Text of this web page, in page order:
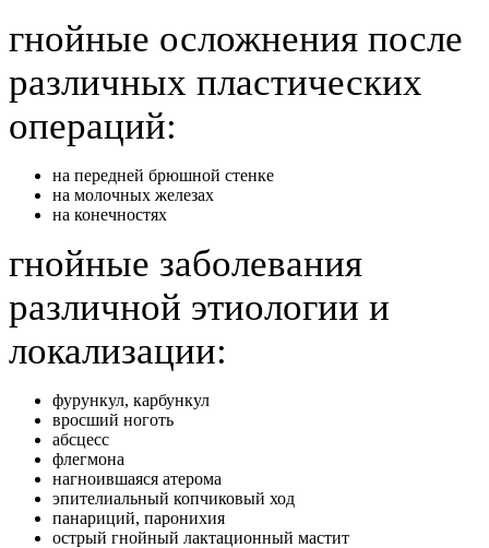
гнойные осложнения после
различных пластических
операций:
на передней брюшной стенке
на молочных железах
на конечностях
гнойные заболевания
различной этиологии и
локализации:
фурункул, карбункул
вросший ноготь
абсцесс
флегмона
нагноившаяся атерома
эпителиальный копчиковый ход
панариций, паронихия
острый гнойный лактационный мастит